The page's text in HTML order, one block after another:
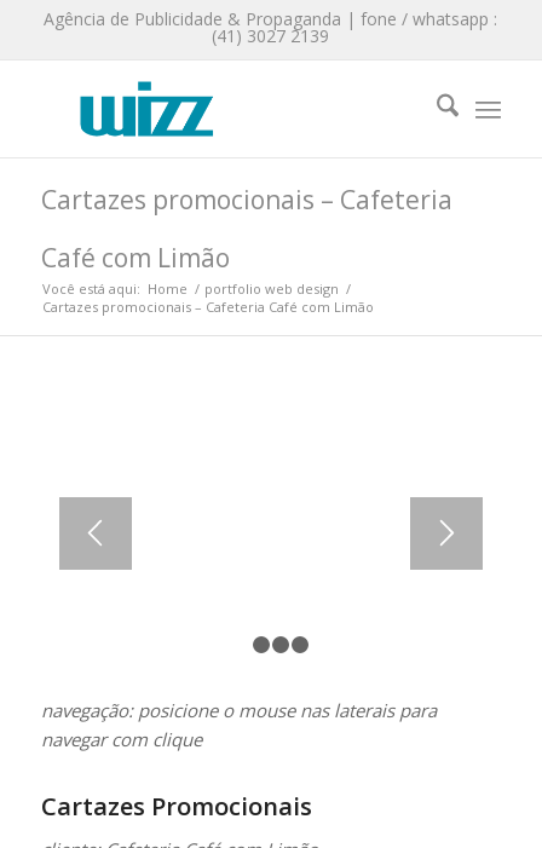
Agência de Publicidade & Propaganda | fone / whatsapp :
(41) 3027 2139
Cartazes promocionais – Cafeteria
Café com Limão
Você está aqui: Home / portfolio web design /
Cartazes promocionais – Cafeteria Café com Limão
navegação: posicione o mouse nas laterais para
navegar com clique
Cartazes Promocionais